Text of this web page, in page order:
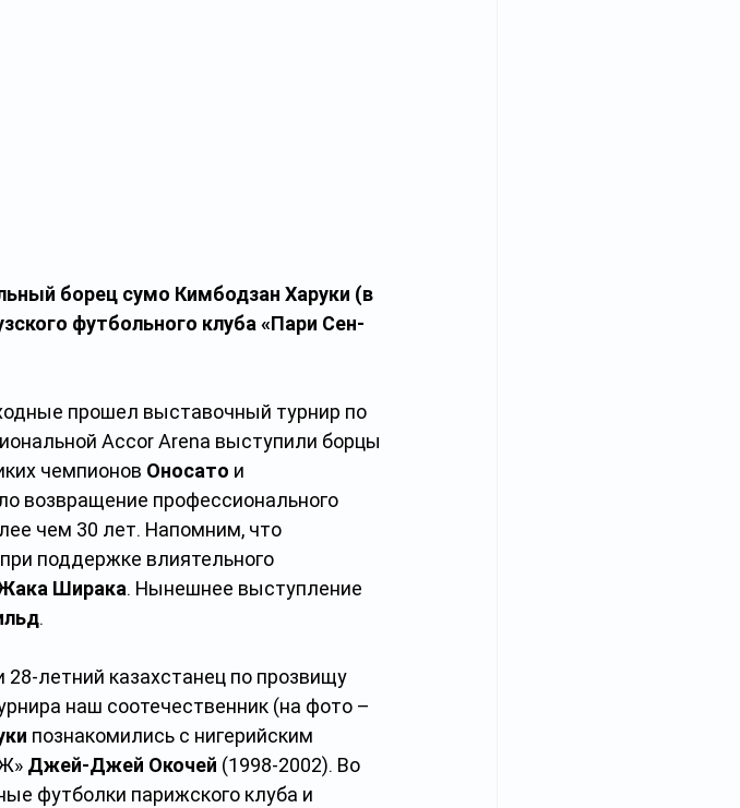
борец сумо Кимбодзан Харуки (в
футбольного клуба «Пари Сен-
прошел выставочный турнир по
Accor Arena выступили борцы
чемпионов Оносато и
возвращение профессионального
чем 30 лет. Напомним, что
поддержке влиятельного
Ширака. Нынешнее выступление
.
летний казахстанец по прозвищу
наш соотечественник (на фото –
познакомились с нигерийским
Джей-Джей Окочей (1998-2002). Во
футболки парижского клуба и